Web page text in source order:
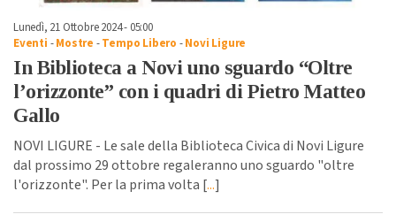
Lunedì, 21 Ottobre 2024 - 05:00
Eventi -Mostre -Tempo Libero -Novi Ligure
In Biblioteca a Novi uno sguardo “Oltre
l’orizzonte” con i quadri di Pietro Matteo
Gallo
NOVI LIGURE - Le sale della Biblioteca Civica di Novi Ligure
dal prossimo 29 ottobre regaleranno uno sguardo "oltre
l'orizzonte". Per la prima volta [...]